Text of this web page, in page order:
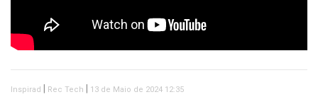
Inspirad Rec Tech 13 de Maio de 2024 12:35